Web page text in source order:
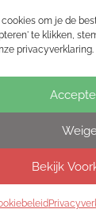
om je de
te klikken,
privacyverklaring.
Bekijk